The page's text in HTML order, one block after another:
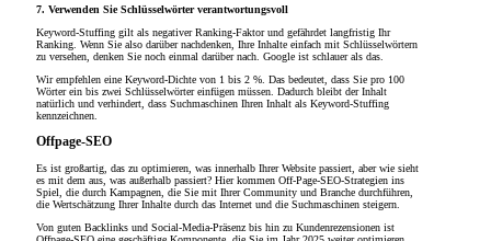
7. Verwenden Sie Schlüsselwörter verantwortungsvoll
Keyword-Stuffing gilt als negativer Ranking-Faktor und gefährdet langfristig Ihr
Ranking. Wenn Sie also darüber nachdenken, Ihre Inhalte einfach mit Schlüsselwörtern
zu versehen, denken Sie noch einmal darüber nach. Google ist schlauer als das.
Wir empfehlen eine Keyword-Dichte von 1 bis 2 %. Das bedeutet, dass Sie pro 100
Wörter ein bis zwei Schlüsselwörter einfügen müssen. Dadurch bleibt der Inhalt
natürlich und verhindert, dass Suchmaschinen Ihren Inhalt als Keyword-Stuffing
kennzeichnen.
Offpage-SEO
Es ist großartig, das zu optimieren, was innerhalb Ihrer Website passiert, aber wie sieht
es mit dem aus, was außerhalb passiert? Hier kommen Off-Page-SEO-Strategien ins
Spiel, die durch Kampagnen, die Sie mit Ihrer Community und Branche durchführen,
die Wertschätzung Ihrer Inhalte durch das Internet und die Suchmaschinen steigern.
Von guten Backlinks und Social-Media-Präsenz bis hin zu Kundenrezensionen ist